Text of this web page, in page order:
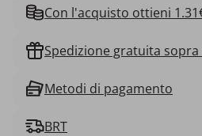
Con l'acquisto ottieni
Spedizione gratuita sopra
Metodi di pagamento
BRT